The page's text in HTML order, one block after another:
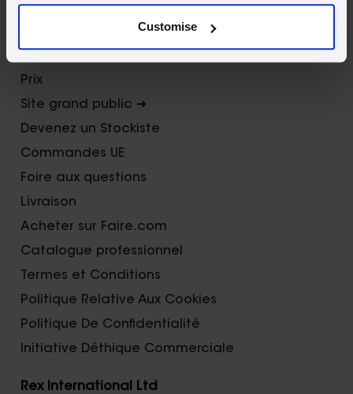
Customise
About Us
Prix
Site grand public ➜
Devenez un Stockiste
Commandes UE
Foire aux questions
Livraison
Acheter sur Faire.com
Catalogue professionnel
Termes et Conditions
Politique Relative Aux Cookies
Politique De Confidentialité
Initiative Déthique Commerciale
Rex International Ltd